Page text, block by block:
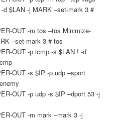
$LAN -j MARK –set-mark 3 #
OUT -m tos –tos Minimize-
–set-mark 3 # tos
OUT -p icmp -s $LAN ! -d
OUT -s $IP -p udp –sport
OUT -p udp -s $IP –dport 53 -j
OUT -m mark –mark 3 -j